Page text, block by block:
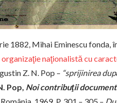
1882, Mihai Eminescu fonda,
organizaţie naţionalistă cu
Z. N. Pop – “sprijinirea
Pop, Noi contribuţii